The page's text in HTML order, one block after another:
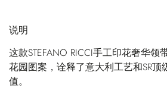
说明
这款STEFANO RICCI手工印花奢华
花园图案，诠释了意大利工艺和SR
值。